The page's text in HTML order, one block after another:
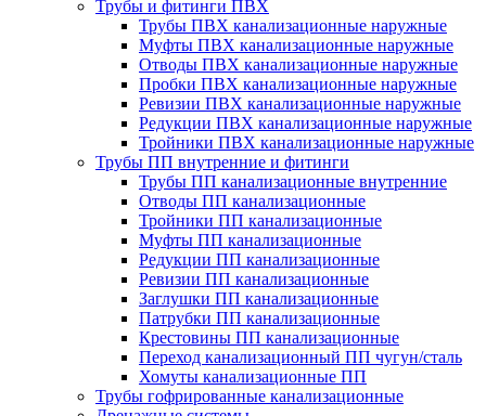
Трубы и фитинги ПВХ
Трубы ПВХ канализационные наружные
Муфты ПВХ канализационные наружные
Отводы ПВХ канализационные наружные
Пробки ПВХ канализационные наружные
Ревизии ПВХ канализационные наружные
Редукции ПВХ канализационные наружные
Тройники ПВХ канализационные наружные
Трубы ПП внутренние и фитинги
Трубы ПП канализационные внутренние
Отводы ПП канализационные
Тройники ПП канализационные
Муфты ПП канализационные
Редукции ПП канализационные
Ревизии ПП канализационные
Заглушки ПП канализационные
Патрубки ПП канализационные
Крестовины ПП канализационные
Переход канализационный ПП чугун/сталь
Хомуты канализационные ПП
Трубы гофрированные канализационные